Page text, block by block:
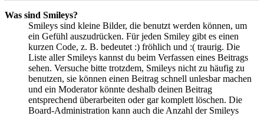
Was sind Smileys?
Smileys sind kleine Bilder, die benutzt werden können, um
ein Gefühl auszudrücken. Für jeden Smiley gibt es einen
kurzen Code, z. B. bedeutet :) fröhlich und :( traurig. Die
Liste aller Smileys kannst du beim Verfassen eines Beitrags
sehen. Versuche bitte trotzdem, Smileys nicht zu häufig zu
benutzen, sie können einen Beitrag schnell unlesbar machen
und ein Moderator könnte deshalb deinen Beitrag
entsprechend überarbeiten oder gar komplett löschen. Die
Board-Administration kann auch die Anzahl der Smileys